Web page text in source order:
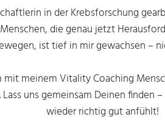
in der Krebsforschung
die genau jetzt
ist tief in mir gewachsen –
meinem Vitality Coaching
uns gemeinsam Deinen finden
wieder richtig gut anfühlt!